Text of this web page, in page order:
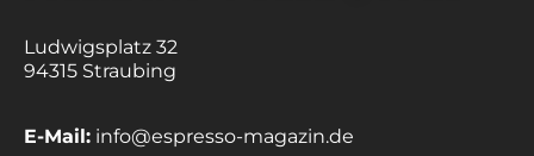
Ludwigsplatz 32
94315 Straubing
E-Mail: info@espresso-magazin.de